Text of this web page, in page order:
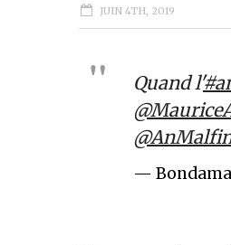
JUIN 4TH, 2019
Quand l'
—